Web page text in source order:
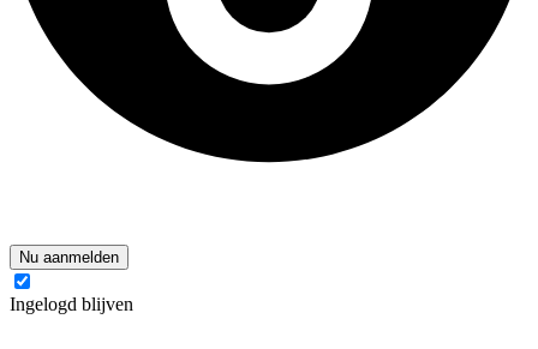
Nu aanmelden
Ingelogd blijven